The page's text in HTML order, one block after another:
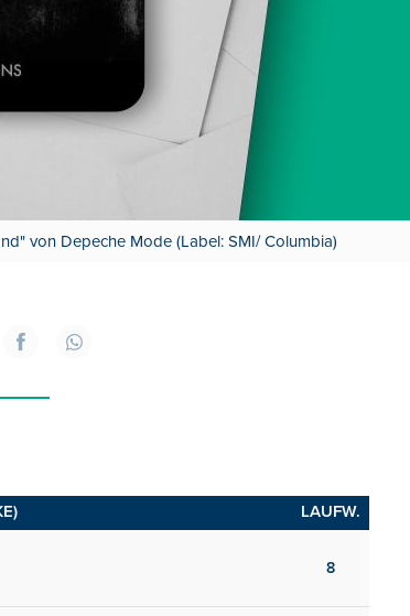
von Depeche Mode (Label: SMI/ Columbia)
LAUFW.
8